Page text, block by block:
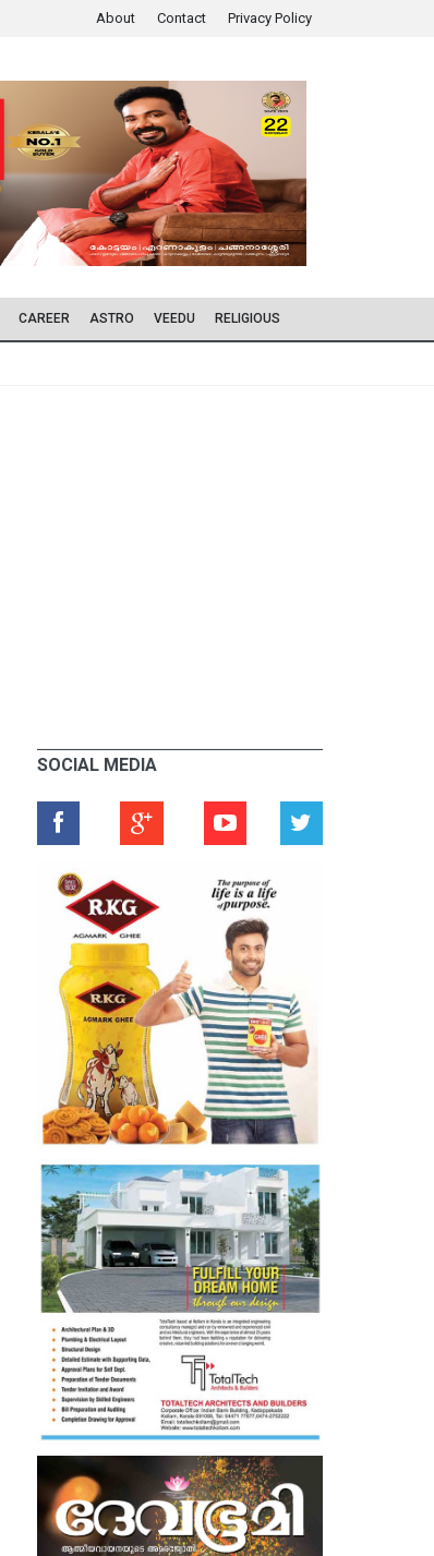
About Contact Privacy Policy
CAREER ASTRO VEEDU RELIGIOUS
SOCIAL MEDIA